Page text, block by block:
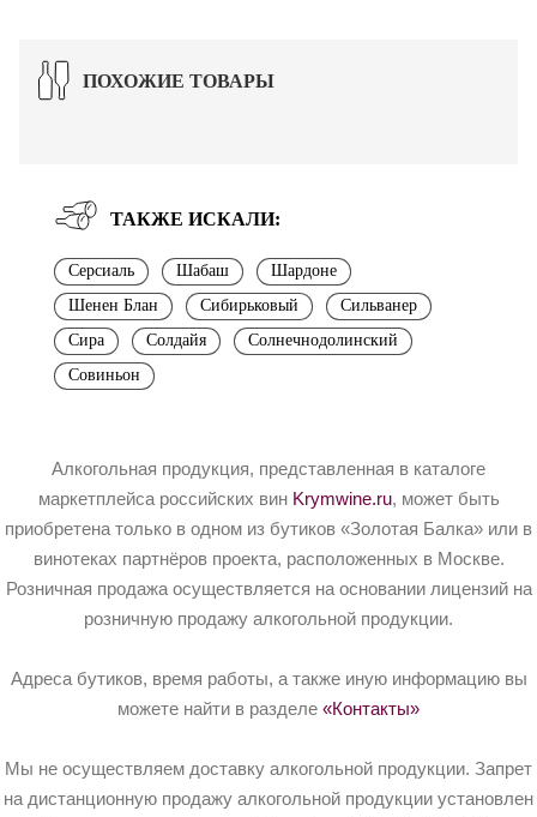
ПОХОЖИЕ ТОВАРЫ
ТАКЖЕ ИСКАЛИ:
Серсиаль Шабаш
Шардоне
Шенен Блан
Сибирьковый
Сильванер
Сира
Солдайя
Солнечнодолинский
Совиньон
Алкогольная продукция, представленная в каталоге
маркетплейса российских вин Krymwine.ru, может быть
приобретена только в одном из бутиков «Золотая Балка» или в
винотеках партнёров проекта, расположенных в Москве.
Розничная продажа осуществляется на основании лицензий на
розничную продажу алкогольной продукции.
Адреса бутиков, время работы, а также иную информацию вы
можете найти в разделе «Контакты»
Мы не осуществляем доставку алкогольной продукции. Запрет
на дистанционную продажу алкогольной продукции установлен